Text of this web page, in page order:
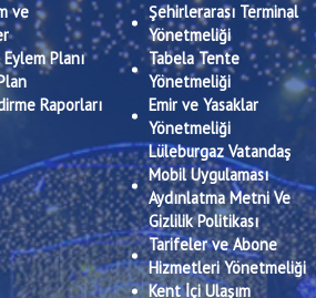
ve
Planı
Raporları
Şehirlerarası Terminal
Yönetmeliği
Tabela Tente
Yönetmeliği
Emir ve Yasaklar
Yönetmeliği
Lüleburgaz Vatandaş
Mobil Uygulaması
Aydınlatma Metni Ve
Gizlilik Politikası
Tarifeler ve Abone
Hizmetleri Yönetmeliği
Kent İçi Ulaşım